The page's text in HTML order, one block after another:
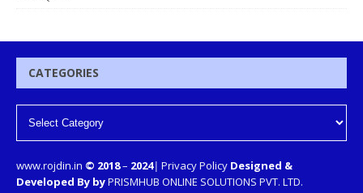
CATEGORIES
www.rojdin.in © 2018– 2024| Privacy Policy Designed &
Developed By byPRISMHUB ONLINE SOLUTIONS PVT. LTD.